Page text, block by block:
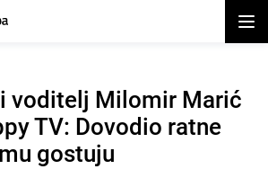
voditelj Milomir Marić
TV: Dovodio ratne
gostuju